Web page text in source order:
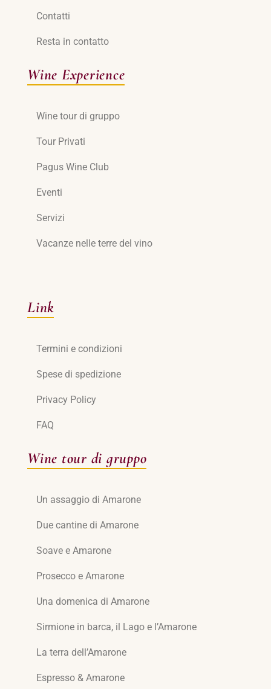
Contatti
Resta in contatto
Wine Experience
Wine tour di gruppo
Tour Privati
Pagus Wine Club
Eventi
Servizi
Vacanze nelle terre del vino
Link
Termini e condizioni
Spese di spedizione
Privacy Policy
FAQ
Wine tour di gruppo
Un assaggio di Amarone
Due cantine di Amarone
Soave e Amarone
Prosecco e Amarone
Una domenica di Amarone
Sirmione in barca, il Lago e l’Amarone
La terra dell’Amarone
Espresso & Amarone